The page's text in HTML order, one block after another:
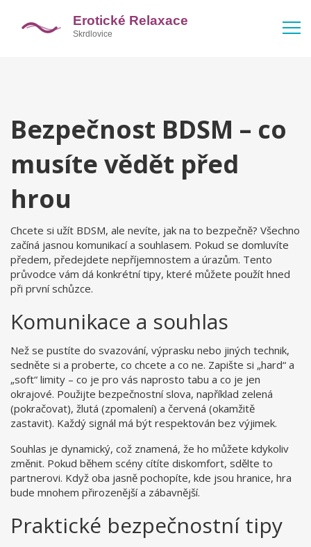
Bezpečnost BDSM – co
musíte vědět před
hrou
Chcete si užít BDSM, ale nevíte, jak na to bezpečně? Všechno
začíná jasnou komunikací a souhlasem. Pokud se domluvíte
předem, předejdete nepříjemnostem a úrazům. Tento
průvodce vám dá konkrétní tipy, které můžete použít hned
při první schůzce.
Komunikace a souhlas
Než se pustíte do svazování, výprasku nebo jiných technik,
sedněte si a proberte, co chcete a co ne. Zapište si „hard“ a
„soft“ limity – co je pro vás naprosto tabu a co je jen
okrajové. Použijte bezpečnostní slova, například zelená
(pokračovat), žlutá (zpomalení) a červená (okamžitě
zastavit). Každý signál má být respektován bez výjimek.
Souhlas je dynamický, což znamená, že ho můžete kdykoliv
změnit. Pokud během scény cítíte diskomfort, sdělte to
partnerovi. Když oba jasně pochopíte, kde jsou hranice, hra
bude mnohem přirozenější a zábavnější.
Praktické bezpečnostní tipy